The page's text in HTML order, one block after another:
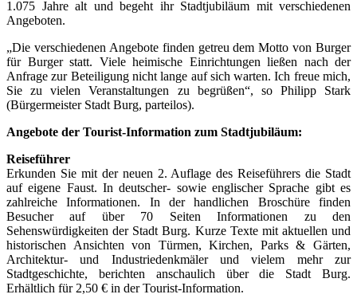
1.075 Jahre alt und begeht ihr Stadtjubiläum mit verschiedenen
Angeboten.
„Die verschiedenen Angebote finden getreu dem Motto von Burger
für Burger statt. Viele heimische Einrichtungen ließen nach der
Anfrage zur Beteiligung nicht lange auf sich warten. Ich freue mich,
Sie zu vielen Veranstaltungen zu begrüßen“, so Philipp Stark
(Bürgermeister Stadt Burg, parteilos).
Angebote der Tourist-Information zum Stadtjubiläum:
Reiseführer
Erkunden Sie mit der neuen 2. Auflage des Reiseführers die Stadt
auf eigene Faust. In deutscher- sowie englischer Sprache gibt es
zahlreiche Informationen. In der handlichen Broschüre finden
Besucher auf über 70 Seiten Informationen zu den
Sehenswürdigkeiten der Stadt Burg. Kurze Texte mit aktuellen und
historischen Ansichten von Türmen, Kirchen, Parks & Gärten,
Architektur- und Industriedenkmäler und vielem mehr zur
Stadtgeschichte, berichten anschaulich über die Stadt Burg.
Erhältlich für 2,50 € in der Tourist-Information.